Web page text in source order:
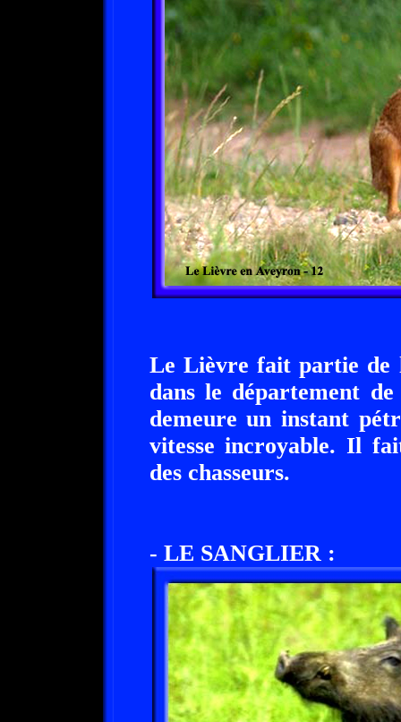
Le Lièvre fait partie de
dans le département
demeure un instant
vitesse incroyable. Il
des chasseurs.
- LE SANGLIER :